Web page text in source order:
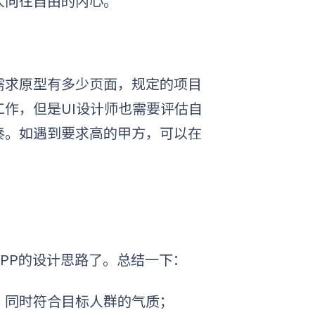
原型有多少页面，规定的项目
，但是UI设计师也需要评估自
如遇到要求高的甲方，可以在
的设计思路了。总结一下：
时符合目标人群的气质；